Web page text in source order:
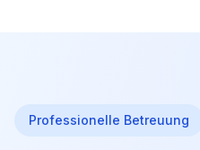
Professionelle Betreuung